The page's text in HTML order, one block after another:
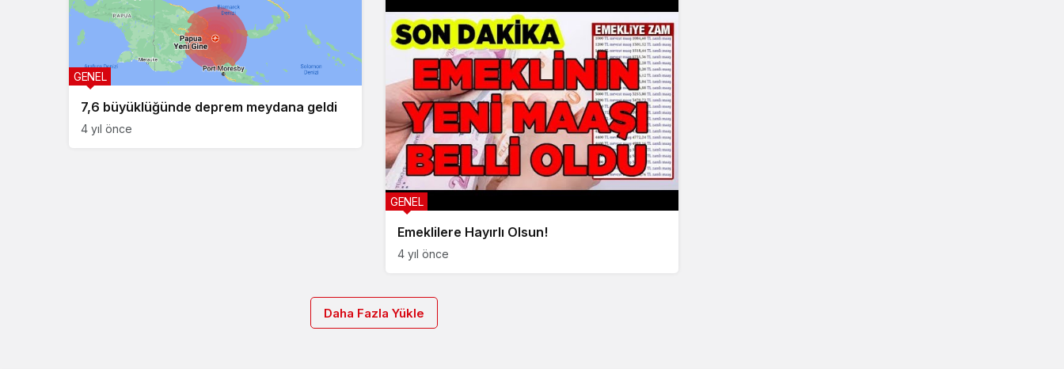
7,6 büyüklüğünde deprem meydana geldi
GENEL
4 yıl önce
Emeklilere Hayırlı Olsun!
GENEL
4 yıl önce
Daha Fazla Yükle